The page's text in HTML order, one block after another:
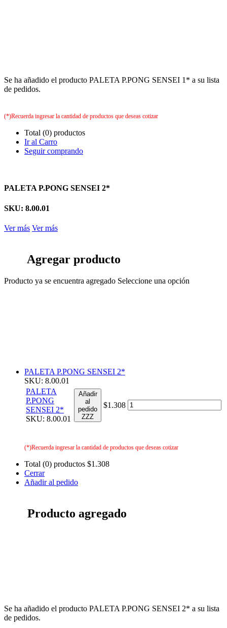
Se ha añadido el producto PALETA P.PONG SENSEI 1* a su lista
de pedidos.
(*)Recuerda ingresar la cantidad de productos que deseas cotizar
Total (0) productos
Ir al Carro
Seguir comprando
PALETA P.PONG SENSEI 2*
SKU: 8.00.01
Ver más Ver más
Agregar producto
Producto ya se encuentra agregado Seleccione una opción
PALETA P.PONG SENSEI 2*
SKU: 8.00.01
PALETA
P.PONG
SENSEI 2*
SKU: 8.00.01
Añadir
al
pedido
ZZZ
$1.308
(*)Recuerda ingresar la cantidad de productos que deseas cotizar
Total (0) productos $1.308
Cerrar
Añadir al pedido
Producto agregado
Se ha añadido el producto PALETA P.PONG SENSEI 2* a su lista
de pedidos.